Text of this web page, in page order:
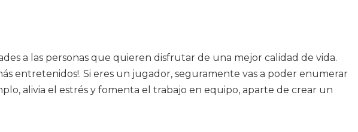
a las personas que quieren disfrutar de una mejor calidad de vida.
entretenidos!. Si eres un jugador, seguramente vas a poder enumerar
alivia el estrés y fomenta el trabajo en equipo, aparte de crear un